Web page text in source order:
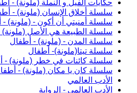
حكايات الفيل و النملة (ملونة) -
سلسلة أخلاق الإنسان (ملونة) -
سلسلة أمنيتي أن أكون - (ملونة) -
سلسلة الطبيعة هي الأصل
سلسلة المدن - (ملونة) - أطفال
سلسلة تيتا(ملونة)- أطفال
سلسلة كائنات في خطر (ملونة) -
سلسلة كان يا مكان (ملونة) -
الأدب العالمي
الأدب العالمي - الرواية